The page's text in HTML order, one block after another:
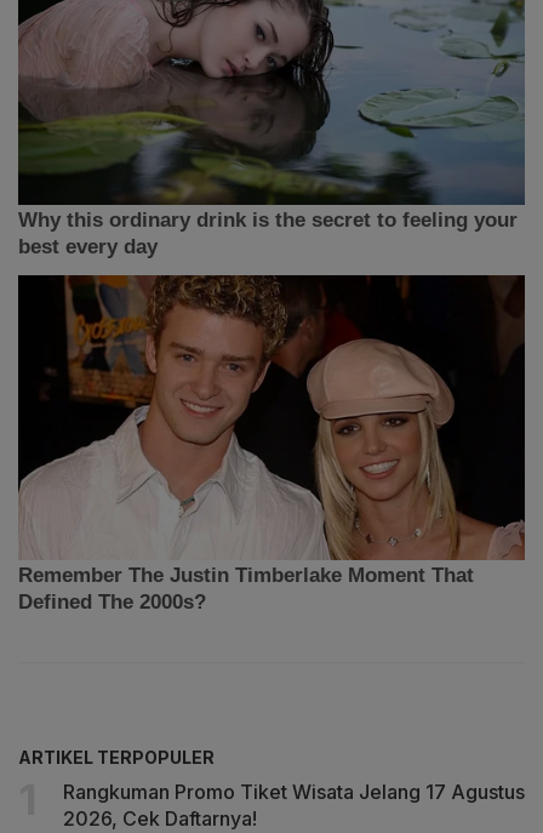
ARTIKEL TERPOPULER
Rangkuman Promo Tiket Wisata Jelang 17 Agustus
2026, Cek Daftarnya!